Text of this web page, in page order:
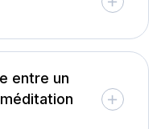
entre un